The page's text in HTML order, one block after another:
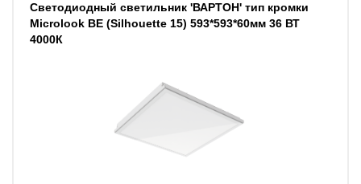
Светодиодный светильник 'ВАРТОН' тип кромки
Microlook BE (Silhouette 15) 593*593*60мм 36 ВТ
4000К